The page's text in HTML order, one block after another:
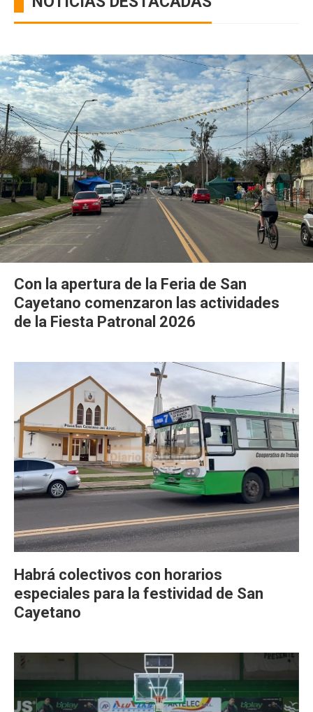
Con la apertura de la Feria de San
Cayetano comenzaron las actividades
de la Fiesta Patronal 2026
Habrá colectivos con horarios
especiales para la festividad de San
Cayetano